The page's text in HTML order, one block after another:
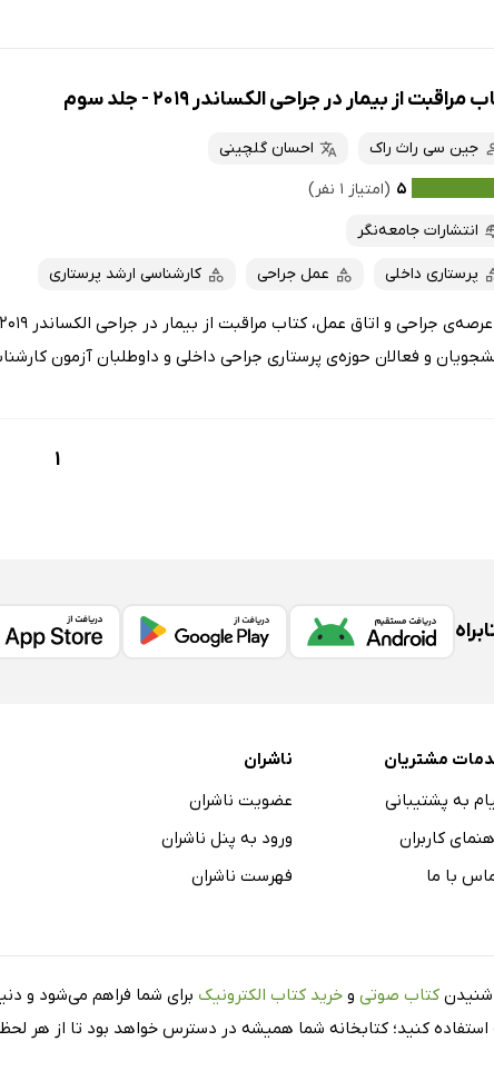
مراقبت از بیمار در جراحی الکساندر 2019 - جلد سوم
جین سی راث راک
احسان گلچینی
۵ (امتیاز ۱ نفر)
انتشارات جامعه‌نگر
پرستاری داخلی عمل جراحی کارشناسی ارشد پرستاری
و فعالان حوزه‌ی پرستاری جراحی داخلی و داوطلبان آزمون
1
مشتریان
به پشتیبانی
کاربران
با ما
ناشران
عضویت ناشران
ورود به پنل ناشران
فهرست ناشران
شنیدن کتاب صوتی و خرید کتاب الکترونیک برای شما فراهم می‌شود و
استفاده کنید؛ کتابخانه شما همیشه در دسترس خواهد بود تا از هر